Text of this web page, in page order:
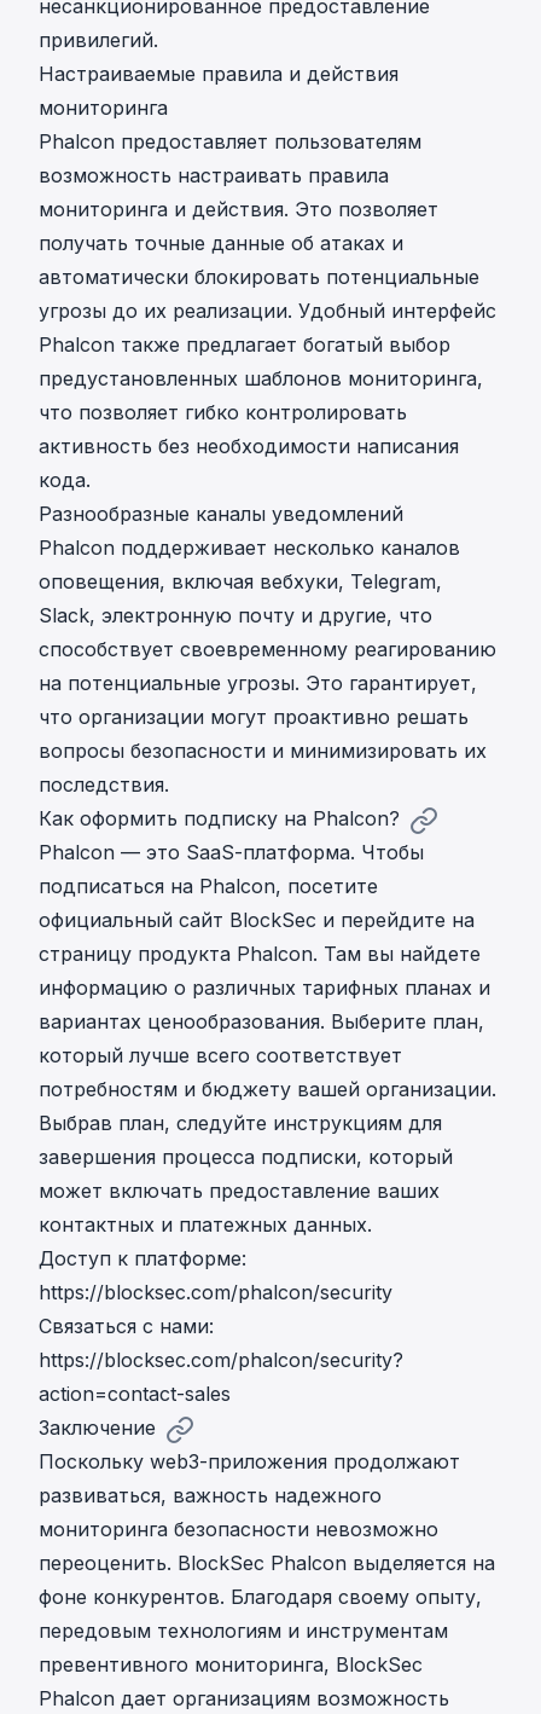
несанкционированное предоставление
привилегий.
Настраиваемые правила и действия
мониторинга
Phalcon предоставляет пользователям
возможность настраивать правила
мониторинга и действия. Это позволяет
получать точные данные об атаках и
автоматически блокировать потенциальные
угрозы до их реализации. Удобный интерфейс
Phalcon также предлагает богатый выбор
предустановленных шаблонов мониторинга,
что позволяет гибко контролировать
активность без необходимости написания
кода.
Разнообразные каналы уведомлений
Phalcon поддерживает несколько каналов
оповещения, включая вебхуки, Telegram,
Slack, электронную почту и другие, что
способствует своевременному реагированию
на потенциальные угрозы. Это гарантирует,
что организации могут проактивно решать
вопросы безопасности и минимизировать их
последствия.
Как оформить подписку на Phalcon?
Phalcon — это SaaS-платформа. Чтобы
подписаться на Phalcon, посетите
официальный сайт BlockSec и перейдите на
страницу продукта Phalcon. Там вы найдете
информацию о различных тарифных планах и
вариантах ценообразования. Выберите план,
который лучше всего соответствует
потребностям и бюджету вашей организации.
Выбрав план, следуйте инструкциям для
завершения процесса подписки, который
может включать предоставление ваших
контактных и платежных данных.
Доступ к платформе:
https://blocksec.com/phalcon/security
Связаться с нами:
https://blocksec.com/phalcon/security?
action=contact-sales
Заключение
Поскольку web3-приложения продолжают
развиваться, важность надежного
мониторинга безопасности невозможно
переоценить. BlockSec Phalcon выделяется на
фоне конкурентов. Благодаря своему опыту,
передовым технологиям и инструментам
превентивного мониторинга, BlockSec
Phalcon дает организациям возможность